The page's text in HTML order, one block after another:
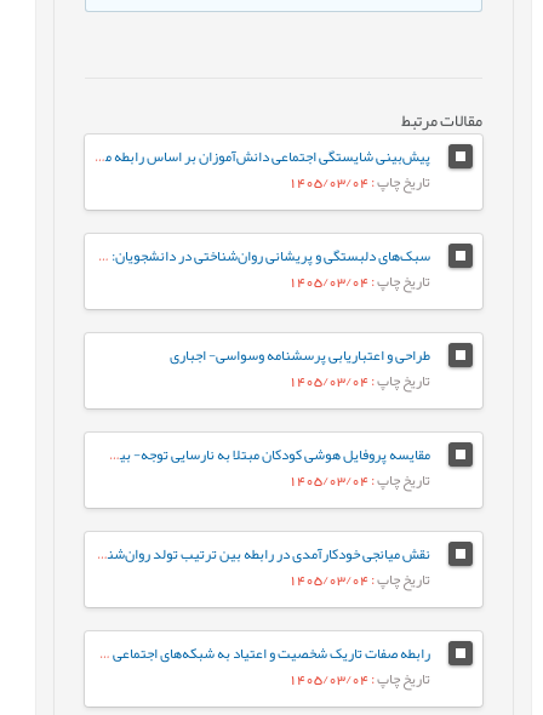
مقالات مرتبط
پیش‌بینی شایستگی اجتماعی دانش‌آموزان بر اساس رابطه معلم-دانش‌آموز و احساس تعلق به مدرسه: نقش واسطه‌ای تنظیم رفتاری هیجان
تاریخ چاپ: 1405/03/04
سبک‌های دلبستگی و پریشانی روان‌شناختی در دانشجویان: نقش واسطه‌ای تنظیم هیجان بین فردی
تاریخ چاپ: 1405/03/04
طراحی و اعتباریابی پرسشنامه وسواسی- اجباری
تاریخ چاپ: 1405/03/04
مقایسه پروفایل هوشی کودکان مبتلا به نارسایی توجه- بیش‌فعالی با کودکان عادی براساس شاخص‌های جانبی و مکمل آزمون WISC-V
تاریخ چاپ: 1405/03/04
نقش میانجی خودکارآمدی در رابطه‌ بین ترتیب تولد روان‌شناختی و جوخانواده با رفتارهای جامعه پسند در دانشجویان
تاریخ چاپ: 1405/03/04
رابطه صفات تاریک شخصیت و اعتیاد به شبکه‌های اجتماعی مجازی با نقش میانجی سبک‌های مقابله‌ای
تاریخ چاپ: 1405/03/04